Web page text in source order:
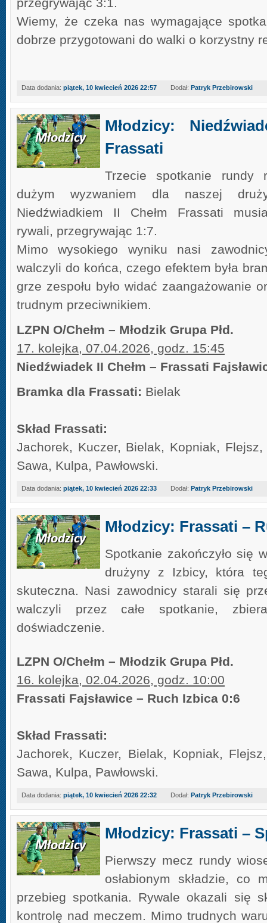
Wiemy, że czeka nas wymagające
dobrze przygotowani do walki o korzystny
Data dodania: piątek, 10 kwiecień 2026 22:57 Dodał: Patryk Przebirowski
Młodzicy:
Frassati
Trzecie spotkanie rundy
dużym wyzwaniem dla naszej
Niedźwiadkiem II Chełm Frassati
rywali, przegrywając 1:7.
Mimo wysokiego wyniku nasi
walczyli do końca, czego efektem była
grze zespołu było widać zaangażowanie
trudnym przeciwnikiem.
LZPN O/Chełm – Młodzik Grupa Płd.
17. kolejka, 07.04.2026, godz. 15:45
Niedźwiadek II Chełm – Frassati
Bramka dla Frassati: Bielak
Skład Frassati:
Jachorek, Kuczer, Bielak, Kopniak,
Sawa, Kulpa, Pawłowski.
Data dodania: piątek, 10 kwiecień 2026 22:33 Dodał: Patryk Przebirowski
Młodzicy: Frassati –
Spotkanie zakończyło się
drużyny z Izbicy, która
skuteczna. Nasi zawodnicy starali się
walczyli przez całe spotkanie,
doświadczenie.
LZPN O/Chełm – Młodzik Grupa Płd.
16. kolejka, 02.04.2026, godz. 10:00
Frassati Fajsławice – Ruch Izbica 0:6
Skład Frassati:
Jachorek, Kuczer, Bielak, Kopniak,
Sawa, Kulpa, Pawłowski.
Data dodania: piątek, 10 kwiecień 2026 22:32 Dodał: Patryk Przebirowski
Młodzicy: Frassati –
Pierwszy mecz rundy
osłabionym składzie, co
przebieg spotkania. Rywale okazali się
kontrolę nad meczem. Mimo trudnych